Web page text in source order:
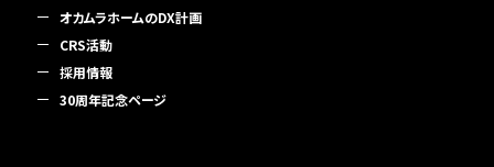
オカムラホームのDX計画
CRS活動
採用情報
30周年記念ページ